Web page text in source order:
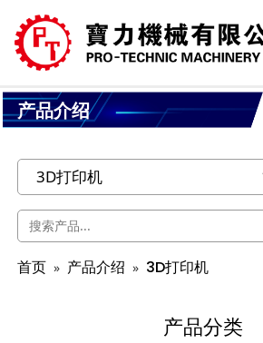
产品介绍
首页 产品介绍 3D打印机
产品分类